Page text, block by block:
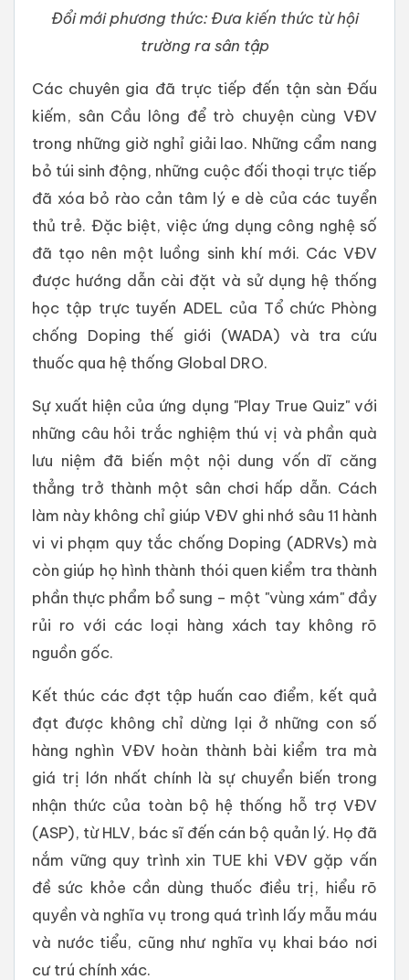
Đổi mới phương thức: Đưa kiến thức từ hội
trường ra sân tập
Các chuyên gia đã trực tiếp đến tận sàn Đấu
kiếm, sân Cầu lông để trò chuyện cùng VĐV
trong những giờ nghỉ giải lao. Những cẩm nang
bỏ túi sinh động, những cuộc đối thoại trực tiếp
đã xóa bỏ rào cản tâm lý e dè của các tuyển
thủ trẻ. Đặc biệt, việc ứng dụng công nghệ số
đã tạo nên một luồng sinh khí mới. Các VĐV
được hướng dẫn cài đặt và sử dụng hệ thống
học tập trực tuyến ADEL của Tổ chức Phòng
chống Doping thế giới (WADA) và tra cứu
thuốc qua hệ thống Global DRO.
Sự xuất hiện của ứng dụng "Play True Quiz" với
những câu hỏi trắc nghiệm thú vị và phần quà
lưu niệm đã biến một nội dung vốn dĩ căng
thẳng trở thành một sân chơi hấp dẫn. Cách
làm này không chỉ giúp VĐV ghi nhớ sâu 11 hành
vi vi phạm quy tắc chống Doping (ADRVs) mà
còn giúp họ hình thành thói quen kiểm tra thành
phần thực phẩm bổ sung – một "vùng xám" đầy
rủi ro với các loại hàng xách tay không rõ
nguồn gốc.
Kết thúc các đợt tập huấn cao điểm, kết quả
đạt được không chỉ dừng lại ở những con số
hàng nghìn VĐV hoàn thành bài kiểm tra mà
giá trị lớn nhất chính là sự chuyển biến trong
nhận thức của toàn bộ hệ thống hỗ trợ VĐV
(ASP), từ HLV, bác sĩ đến cán bộ quản lý. Họ đã
nắm vững quy trình xin TUE khi VĐV gặp vấn
đề sức khỏe cần dùng thuốc điều trị, hiểu rõ
quyền và nghĩa vụ trong quá trình lấy mẫu máu
và nước tiểu, cũng như nghĩa vụ khai báo nơi
cư trú chính xác.